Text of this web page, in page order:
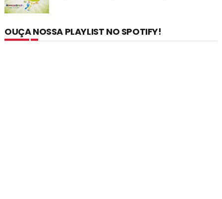
OUÇA NOSSA PLAYLIST NO SPOTIFY!